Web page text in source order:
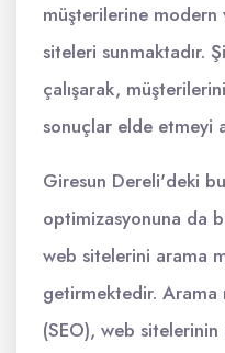
müşterilerine modern
siteleri sunmaktadır.
çalışarak,
sonuçlar elde etmeyi
Giresun Dereli'deki
optimizasyonuna da
web sitelerini arama
getirmektedir.
(SEO), web